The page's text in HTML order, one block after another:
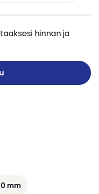
hinnan ja
mm